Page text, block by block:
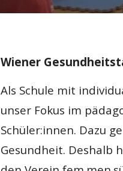
Wiener
Als Schule mit
unser Fokus im
Schüler:innen. Dazu
Gesundheit. Deshalb